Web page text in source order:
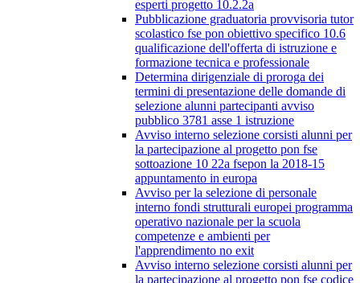
esperti progetto 10.2.2a
Pubblicazione graduatoria provvisoria tutor
scolastico fse pon obiettivo specifico 10.6
qualificazione dell'offerta di istruzione e
formazione tecnica e professionale
Determina dirigenziale di proroga dei
termini di presentazione delle domande di
selezione alunni partecipanti avviso
pubblico 3781 asse 1 istruzione
Avviso interno selezione corsisti alunni per
la partecipazione al progetto pon fse
sottoazione 10 22a fsepon la 2018-15
appuntamento in europa
Avviso per la selezione di personale
interno fondi strutturali europei programma
operativo nazionale per la scuola
competenze e ambienti per
l'apprendimento no exit
Avviso interno selezione corsisti alunni per
la partecipazione al progetto pon fse codice